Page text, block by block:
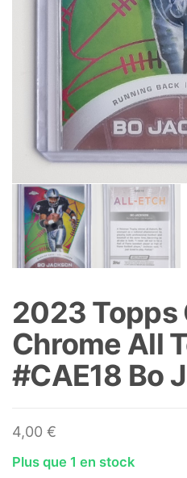
2023 Topps
Chrome All
#CAE18 Bo
4,00 €
Plus que 1 en stock